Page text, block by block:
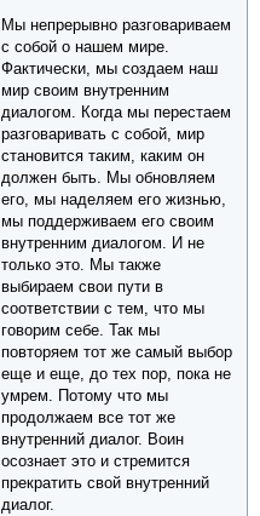
Мы непрерывно разговариваем
с собой о нашем мире.
Фактически, мы создаем наш
мир своим внутренним
диалогом. Когда мы перестаем
разговаривать с собой, мир
становится таким, каким он
должен быть. Мы обновляем
его, мы наделяем его жизнью,
мы поддерживаем его своим
внутренним диалогом. И не
только это. Мы также
выбираем свои пути в
соответствии с тем, что мы
говорим себе. Так мы
повторяем тот же самый выбор
еще и еще, до тех пор, пока не
умрем. Потому что мы
продолжаем все тот же
внутренний диалог. Воин
осознает это и стремится
прекратить свой внутренний
диалог.